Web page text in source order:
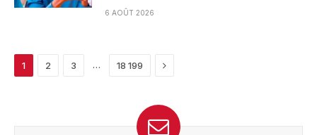
6 AOÛT 2026
1 2 3 … 18 199 Next